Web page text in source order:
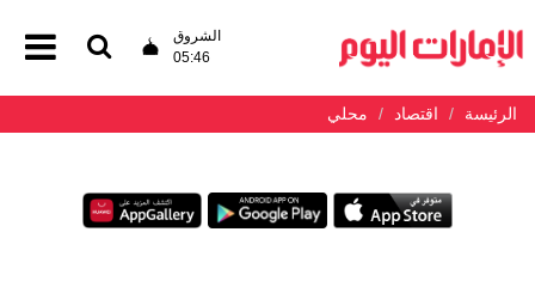
الشروق
05:46
الرئيسة اقتصاد محلي